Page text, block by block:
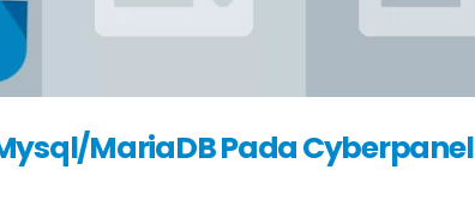
MariaDB Pada Cyberpanel